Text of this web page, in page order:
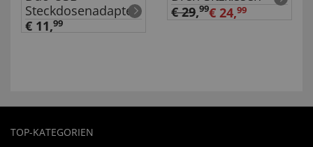
Steckdosenadapter
€ 11,99
€ 29,99€ 24,99
TOP-KATEGORIEN